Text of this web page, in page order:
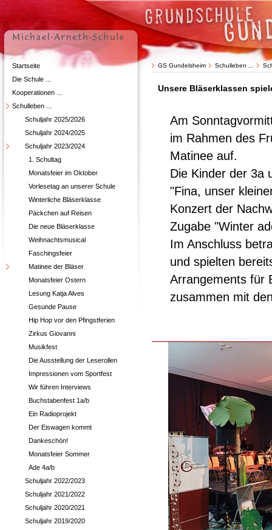
GS Gundelsheim Schulleben ...
Unsere Bläserklassen
Am
im Rahmen des
Matinee auf.
Die Kinder der 3a
"Fina, unser
Konzert der
Zugabe "Winter
Im Anschluss
und spielten
Arrangements für
zusammen mit
Startseite
Die Schule ...
Kooperationen ...
Schulleben ...
Schuljahr 2025/2026
Schuljahr 2024/2025
Schuljahr 2023/2024
1. Schultag
Monatsfeier im Oktober
Vorlesetag an unserer Schule
Winterliche Bläserklasse
Päckchen auf Reisen
Die neue Bläserklasse
Weihnachtsmusical
Faschingsfeier
Matinee der Bläser
Monatsfeier Ostern
Lesung Katja Alves
Gesunde Pause
Hip Hop vor den Pfingstferien
Zirkus Giovanni
Musikfest
Die Ausstellung der Leserollen
Impressionen vom Sportfest
Wir führen Interviews
Buchstabenfest 1a/b
Ein Radioprojekt
Der Eiswagen kommt
Dankeschön!
Monatsfeier Sommer
Ade 4a/b
Schuljahr 2022/2023
Schuljahr 2021/2022
Schuljahr 2020/2021
Schuljahr 2019/2020